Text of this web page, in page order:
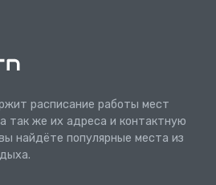
расписание работы мест
так же их адреса и контактную
найдёте популярные места из